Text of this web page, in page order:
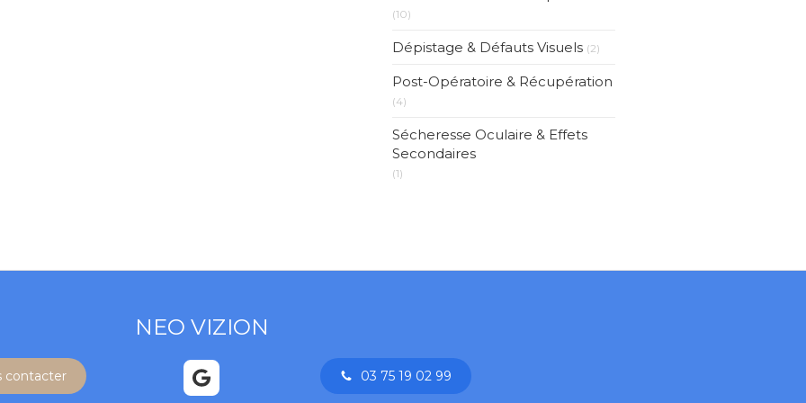
(10)
Dépistage & Défauts Visuels (2)
Post-Opératoire & Récupération
(4)
Sécheresse Oculaire & Effets
Secondaires
(1)
NEO VIZION
contacter 03 75 19 02 99